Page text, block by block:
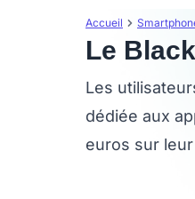
Accueil
Le
Les
dédiée aux
euros sur